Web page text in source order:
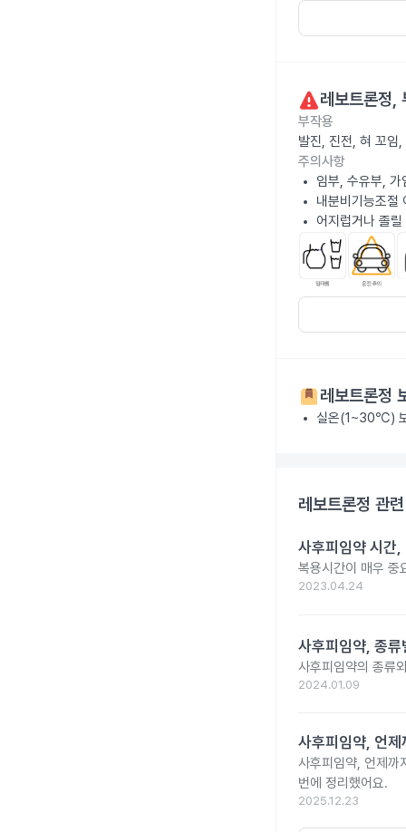
레보트론정,
부작용
발진, 진전, 혀 꼬임
주의사항
임부, 수유부, 가
내분비기능조절
어지럽거나 졸
레보트론정
실온(1~30℃)
레보트론정 관
사후피임약 시간
복용시간이 매우 중
2023.04.24
사후피임약, 종
사후피임약의 종류
2024.01.09
사후피임약, 언제
사후피임약, 언제까
번에 정리했어요.
2025.12.23